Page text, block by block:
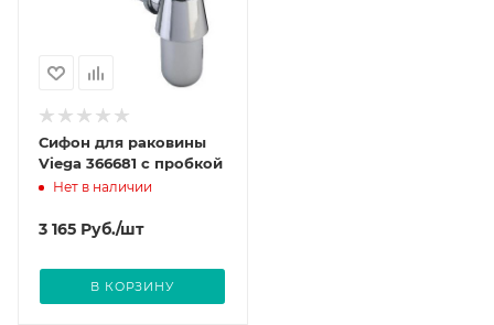
Сифон для раковины
Viega 366681 с пробкой
Нет в наличии
3 165 Руб./шт
В КОРЗИНУ